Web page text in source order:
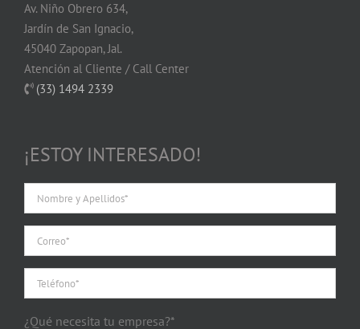
Av. Niño Obrero 634,
Jardín de San Ignacio,
45040 Zapopan, Jal.
Atención al Cliente / Call Center
(33) 1494 2339
¡ESTOY INTERESADO!
¿Qué necesita tu empresa?*